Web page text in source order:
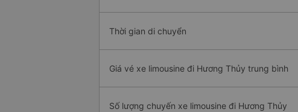
Thời gian di chuyển
Giá vé xe limousine đi Hương Thủy trung bình
Số lượng chuyến xe limousine đi Hương Thủy